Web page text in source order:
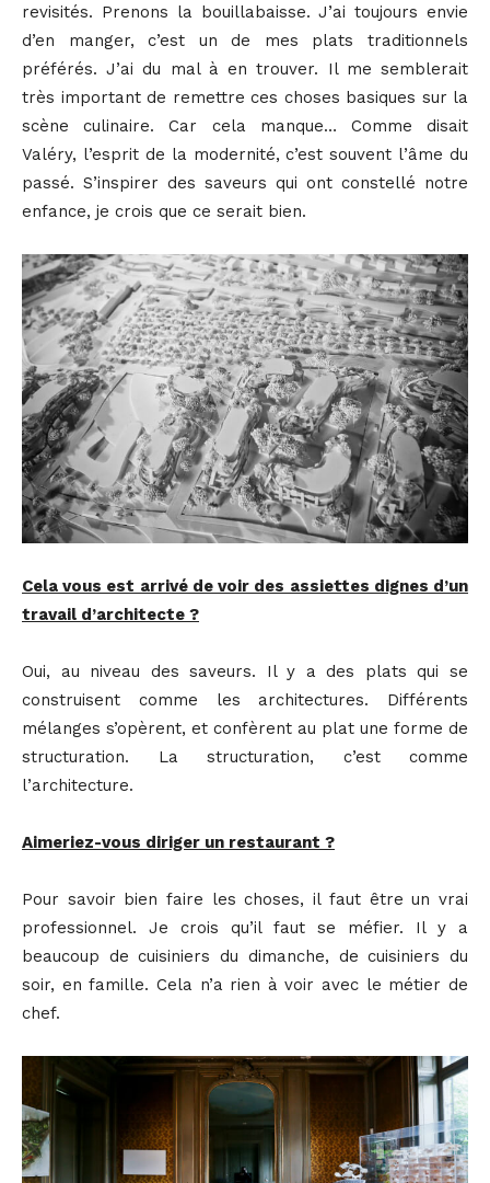
revisités. Prenons la bouillabaisse. J’ai toujours envie
d’en manger, c’est un de mes plats traditionnels
préférés. J’ai du mal à en trouver. Il me semblerait
très important de remettre ces choses basiques sur la
scène culinaire. Car cela manque… Comme disait
Valéry, l’esprit de la modernité, c’est souvent l’âme du
passé. S’inspirer des saveurs qui ont constellé notre
enfance, je crois que ce serait bien.
Cela vous est arrivé de voir des assiettes dignes d’un
travail d’architecte ?
Oui, au niveau des saveurs. Il y a des plats qui se
construisent comme les architectures. Différents
mélanges s’opèrent, et confèrent au plat une forme de
structuration. La structuration, c’est comme
l’architecture.
Aimeriez-vous diriger un restaurant ?
Pour savoir bien faire les choses, il faut être un vrai
professionnel. Je crois qu’il faut se méfier. Il y a
beaucoup de cuisiniers du dimanche, de cuisiniers du
soir, en famille. Cela n’a rien à voir avec le métier de
chef.